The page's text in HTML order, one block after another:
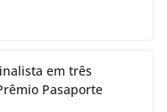
em três
Pasaporte